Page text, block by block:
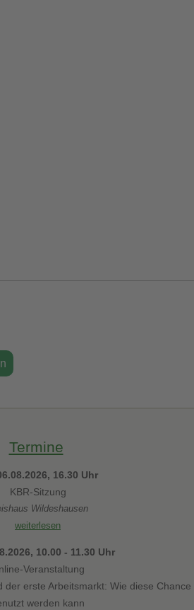
Termine
16.30 Uhr
KBR-Sitzung
Wildeshausen
weiterlesen
10.00 - 11.30 Uhr
Veranstaltung
der erste Arbeitsmarkt: Wie diese Chance
werden kann